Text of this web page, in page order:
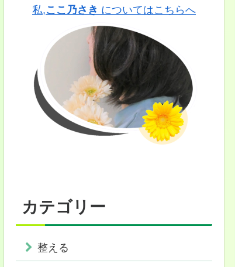
私,ここ乃さき についてはこちらへ
カテゴリー
整える